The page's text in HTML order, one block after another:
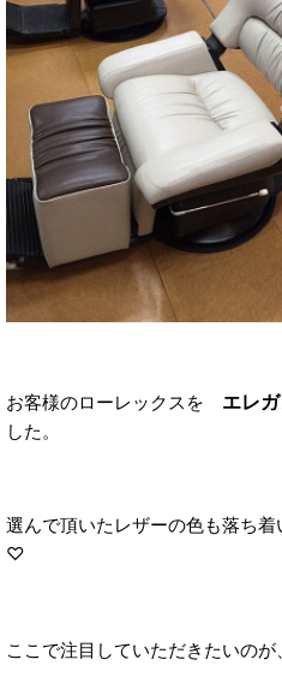
お客様のローレックスを エレ
した。
選んで頂いたレザーの色も落ち
♡
ここで注目していただきたいのが、